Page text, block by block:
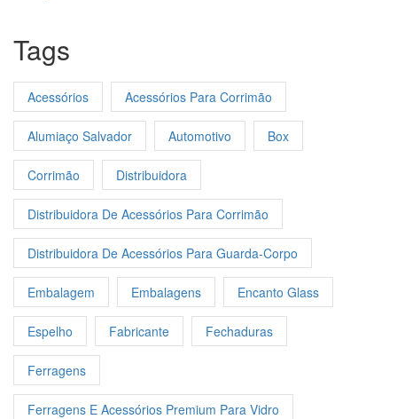
Tags
Acessórios Acessórios Para Corrimão
Alumiaço Salvador Automotivo Box
Corrimão Distribuidora
Distribuidora De Acessórios Para Corrimão
Distribuidora De Acessórios Para Guarda-Corpo
Embalagem Embalagens Encanto Glass
Espelho Fabricante Fechaduras
Ferragens
Ferragens E Acessórios Premium Para Vidro